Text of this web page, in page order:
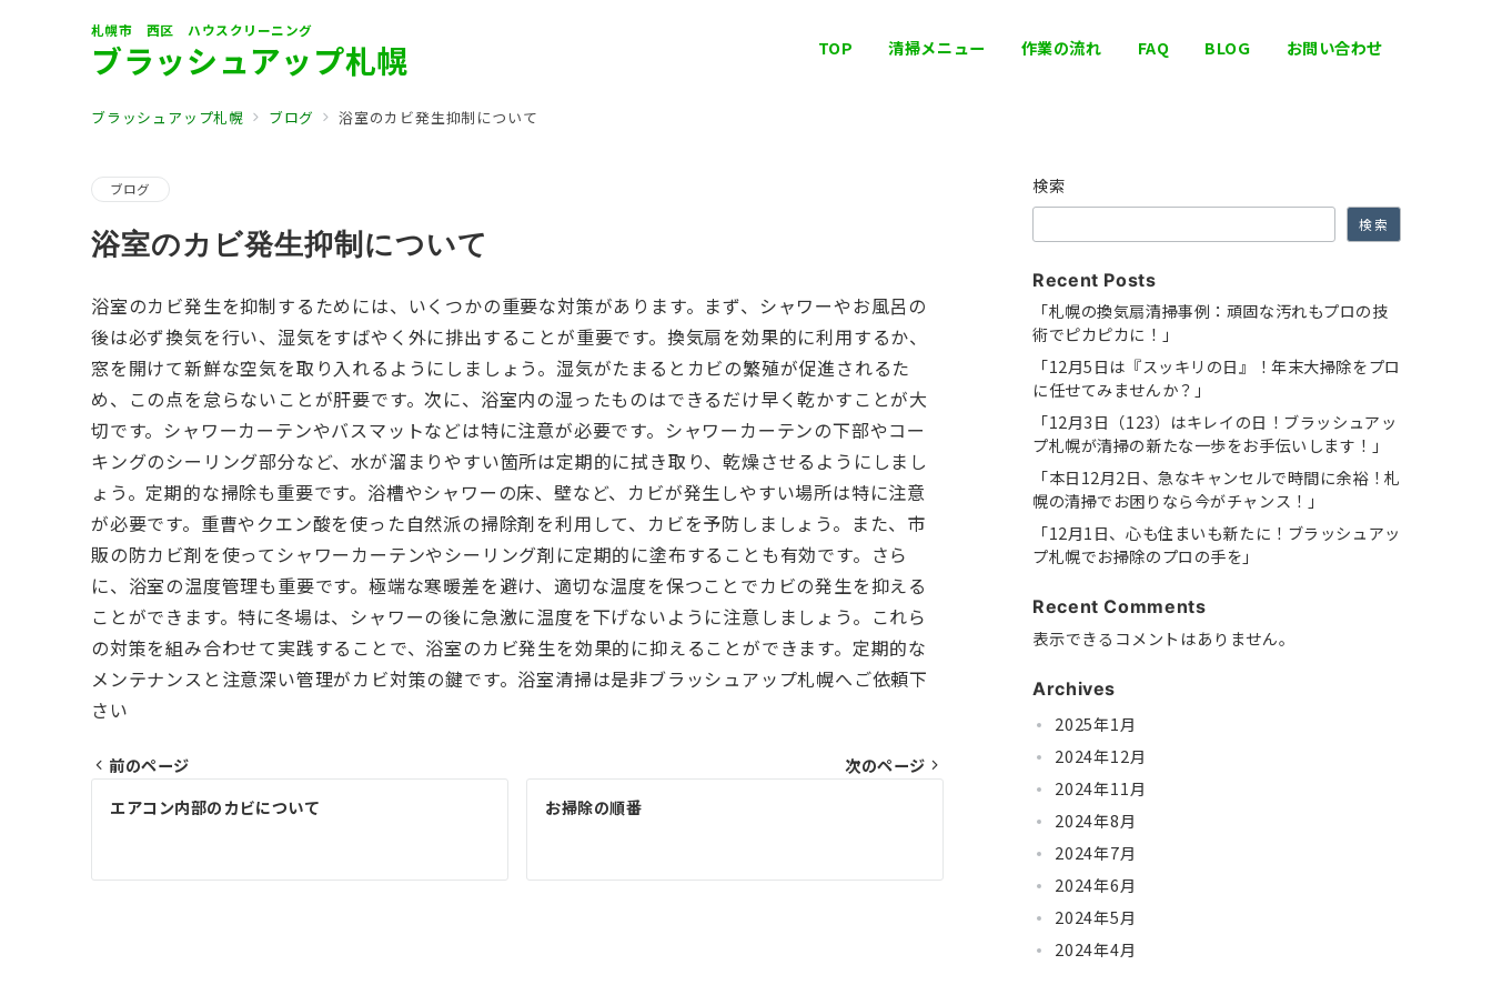
札幌市 西区 ハウスクリーニング
ブラッシュアップ札幌 TOP 清掃メニュー 作業の流れ FAQ BLOG お問い合わせ
ブラッシュアップ札幌 ブログ 浴室のカビ発生抑制について
ブログ
浴室のカビ発生抑制について
浴室のカビ発生を抑制するためには、いくつかの重要な対策があります。まず、シャワーやお風呂の
後は必ず換気を行い、湿気をすばやく外に排出することが重要です。換気扇を効果的に利用するか、
窓を開けて新鮮な空気を取り入れるようにしましょう。湿気がたまるとカビの繁殖が促進されるた
め、この点を怠らないことが肝要です。次に、浴室内の湿ったものはできるだけ早く乾かすことが大
切です。シャワーカーテンやバスマットなどは特に注意が必要です。シャワーカーテンの下部やコー
キングのシーリング部分など、水が溜まりやすい箇所は定期的に拭き取り、乾燥させるようにしまし
ょう。定期的な掃除も重要です。浴槽やシャワーの床、壁など、カビが発生しやすい場所は特に注意
が必要です。重曹やクエン酸を使った自然派の掃除剤を利用して、カビを予防しましょう。また、市
販の防カビ剤を使ってシャワーカーテンやシーリング剤に定期的に塗布することも有効です。さら
に、浴室の温度管理も重要です。極端な寒暖差を避け、適切な温度を保つことでカビの発生を抑える
ことができます。特に冬場は、シャワーの後に急激に温度を下げないように注意しましょう。これら
の対策を組み合わせて実践することで、浴室のカビ発生を効果的に抑えることができます。定期的な
メンテナンスと注意深い管理がカビ対策の鍵です。浴室清掃は是非ブラッシュアップ札幌へご依頼下
さい
投
前のページ
エアコン内部のカビについて
次のページ
お掃除の順番
検索
検索
Recent Posts
「札幌の換気扇清掃事例：頑固な汚れもプロの技
術でピカピカに！」
「12月5日は『スッキリの日』！年末大掃除をプロ
に任せてみませんか？」
「12月3日（123）はキレイの日！ブラッシュアッ
プ札幌が清掃の新たな一歩をお手伝いします！」
「本日12月2日、急なキャンセルで時間に余裕！札
幌の清掃でお困りなら今がチャンス！」
「12月1日、心も住まいも新たに！ブラッシュアッ
プ札幌でお掃除のプロの手を」
Recent Comments
表示できるコメントはありません。
Archives
2025年1月
2024年12月
2024年11月
2024年8月
2024年7月
2024年6月
2024年5月
2024年4月